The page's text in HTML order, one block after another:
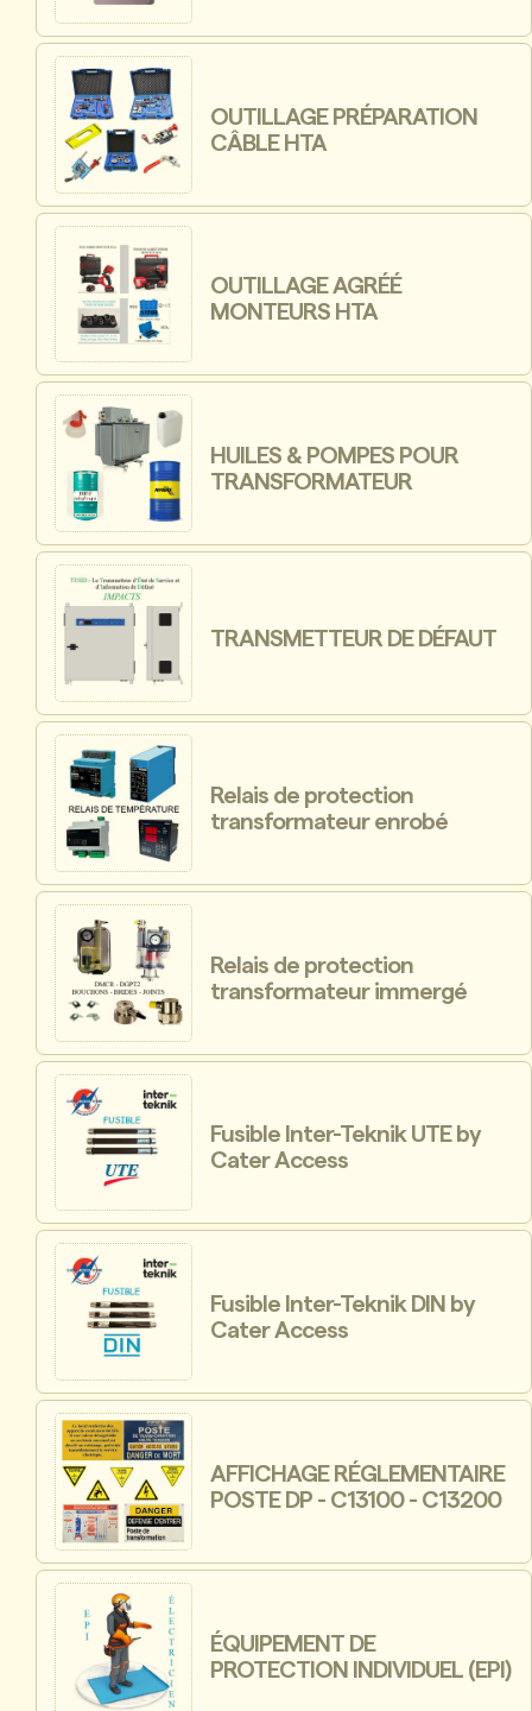
OUTILLAGE PRÉPARATION
CÂBLE HTA
OUTILLAGE AGRÉÉ
MONTEURS HTA
HUILES & POMPES POUR
TRANSFORMATEUR
TRANSMETTEUR DE DÉFAUT
Relais de protection
transformateur enrobé
Relais de protection
transformateur immergé
Fusible Inter-Teknik UTE by
Cater Access
Fusible Inter-Teknik DIN by
Cater Access
AFFICHAGE RÉGLEMENTAIRE
POSTE DP - C13100 - C13200
ÉQUIPEMENT DE
PROTECTION INDIVIDUEL (EPI)